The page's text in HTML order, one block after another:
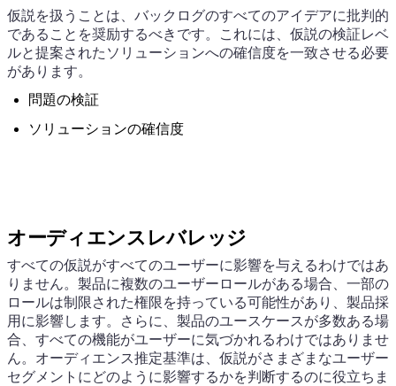
仮説を扱うことは、バックログのすべてのアイデアに批判的
であることを奨励するべきです。これには、仮説の検証レベ
ルと提案されたソリューションへの確信度を一致させる必要
があります。
問題の検証
ソリューションの確信度
オーディエンスレバレッジ
すべての仮説がすべてのユーザーに影響を与えるわけではあ
りません。製品に複数のユーザーロールがある場合、一部の
ロールは制限された権限を持っている可能性があり、製品採
用に影響します。さらに、製品のユースケースが多数ある場
合、すべての機能がユーザーに気づかれるわけではありませ
ん。オーディエンス推定基準は、仮説がさまざまなユーザー
セグメントにどのように影響するかを判断するのに役立ちま